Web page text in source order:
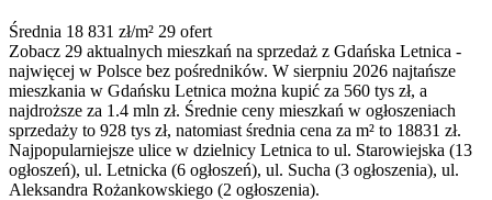
Średnia 18 831 zł/m² 29 ofert
Zobacz 29 aktualnych mieszkań na sprzedaż z Gdańska Letnica -
najwięcej w Polsce bez pośredników. W sierpniu 2026 najtańsze
mieszkania w Gdańsku Letnica można kupić za 560 tys zł, a
najdroższe za 1.4 mln zł. Średnie ceny mieszkań w ogłoszeniach
sprzedaży to 928 tys zł, natomiast średnia cena za m² to 18831 zł.
Najpopularniejsze ulice w dzielnicy Letnica to ul. Starowiejska (13
ogłoszeń), ul. Letnicka (6 ogłoszeń), ul. Sucha (3 ogłoszenia), ul.
Aleksandra Rożankowskiego (2 ogłoszenia).